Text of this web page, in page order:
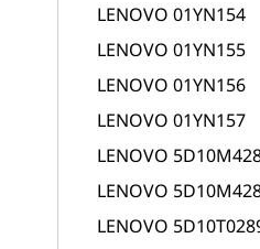
LENOVO 01YN154
LENOVO 01YN155
LENOVO 01YN156
LENOVO 01YN157
LENOVO
LENOVO
LENOVO